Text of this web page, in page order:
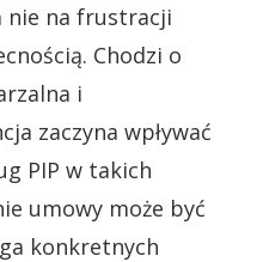
nie na frustracji
Chodzi o
i
zaczyna wpływać
PIP w takich
umowy może być
konkretnych